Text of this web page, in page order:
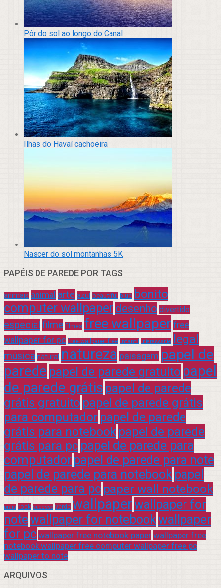
Pôr do sol ao longo do Canal
Ilhas do Havaí cachoeira
Nascer do sol montanhas 5K
PAPÉIS DE PAREDE POR TAGS
animais animal arte azul beautiful blue bonito
computer wallpaper desenho divertido
especial filme filmes free wallpaper free
wallpaper for pc free wallpaper free infantil interessante legal
música natural natureza paisagem papel de
parede papel de parede gratuito papel
de parede grátis papel de parede
grátis gratuito papel de parede grátis
para computador papel de parede
grátis para notebook papel de parede
grátis para pc papel de parede para
computador papel de parede para note
papel de parede para notebook papel
de parede para pc paper wall notebook
praia rock sucesso verde wallpaperwallpaper for
notewallpaper for notebookwallpaper
for pc wallpaper free notebook paper wallpaper free
notebook wallpaper free computer wallpaper free pc
wallpaper to note
ARQUIVOS